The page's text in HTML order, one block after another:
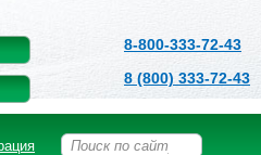
8-800-333-72-43
8 (800) 333-72-43